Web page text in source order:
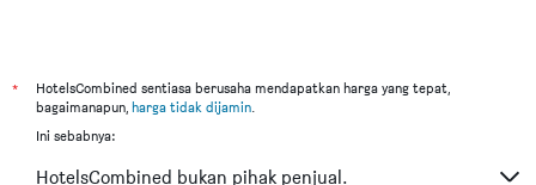
Hotel di Kuching
Hotel di Tokyo
*
HotelsCombined sentiasa berusaha mendapatkan harga yang tepat,
bagaimanapun, harga tidak dijamin.
Ini sebabnya:
HotelsCombined bukan pihak penjual.